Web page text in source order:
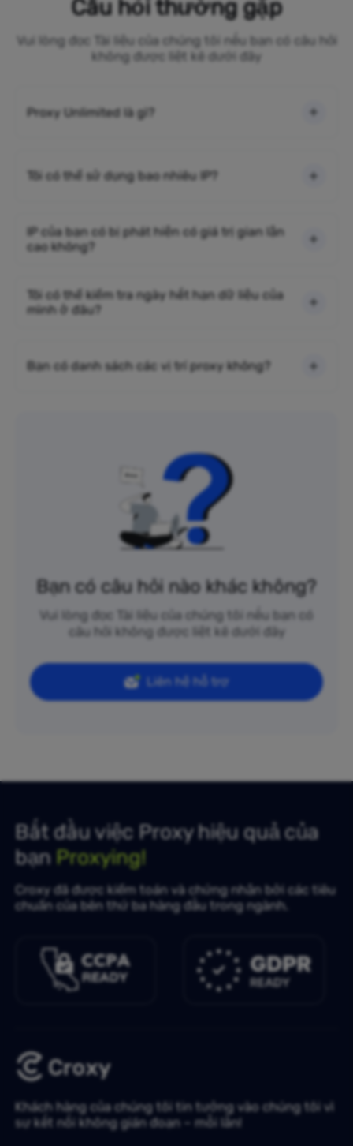
Câu hỏi thường gặp
Vui lòng đọc Tài liệu của chúng tôi nếu bạn có câu hỏi
không được liệt kê dưới đây
Proxy Unlimited là gì?
Tôi có thể sử dụng bao nhiêu IP?
IP của bạn có bị phát hiện có giá trị gian lận
cao không?
Tôi có thể kiểm tra ngày hết hạn dữ liệu của
mình ở đâu?
Bạn có danh sách các vị trí proxy không?
Bạn có câu hỏi nào khác không?
Vui lòng đọc Tài liệu của chúng tôi nếu bạn có
câu hỏi không được liệt kê dưới đây
Liên hệ hỗ trợ
Bắt đầu việc Proxy hiệu quả của
bạn Proxying!
Croxy đã được kiểm toán và chứng nhận bởi các tiêu
chuẩn của bên thứ ba hàng đầu trong ngành.
Khách hàng của chúng tôi tin tưởng vào chúng tôi vì
sự kết nối không gián đoạn – mỗi lần!